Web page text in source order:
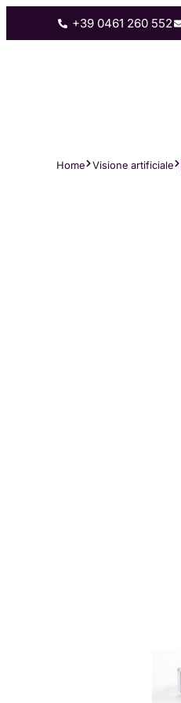
+39 0461 260 552
Home Visione artificiale